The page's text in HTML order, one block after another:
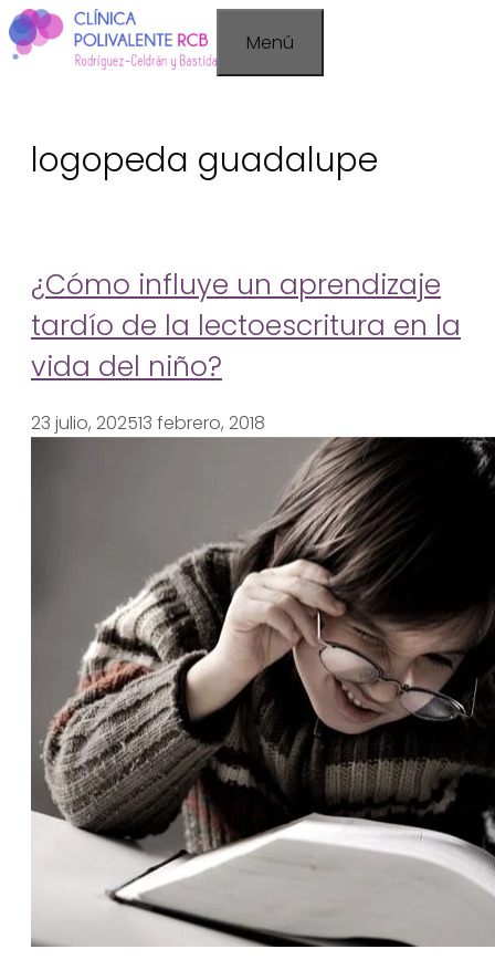
Saltar
al
contenido
Menú
logopeda guadalupe
¿Cómo influye un aprendizaje
tardío de la lectoescritura en la
vida del niño?
23 julio, 202513 febrero, 2018